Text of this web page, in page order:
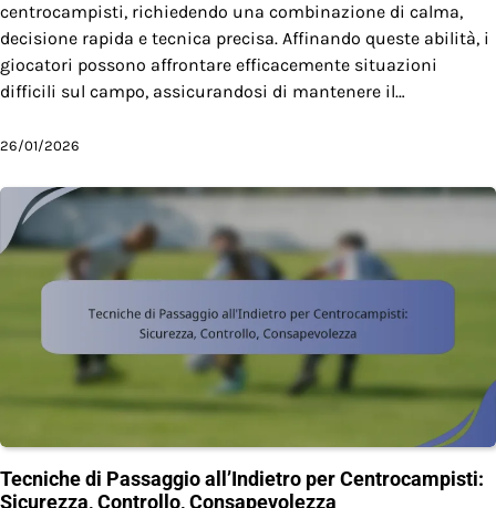
centrocampisti, richiedendo una combinazione di calma,
decisione rapida e tecnica precisa. Affinando queste abilità, i
giocatori possono affrontare efficacemente situazioni
difficili sul campo, assicurandosi di mantenere il…
26/01/2026
Tecniche di Passaggio all’Indietro per Centrocampisti:
Sicurezza, Controllo, Consapevolezza